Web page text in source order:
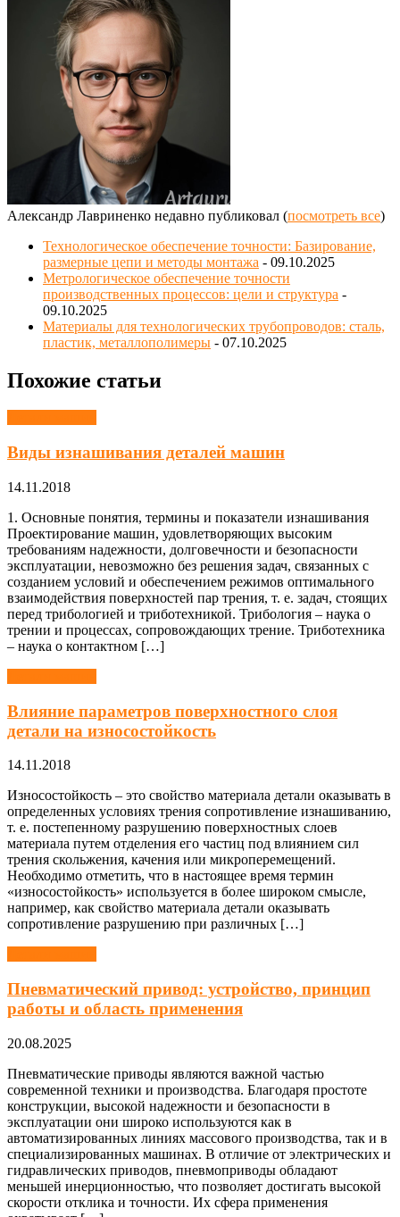
Александр Лавриненко недавно публиковал (посмотреть все)
Технологическое обеспечение точности: Базирование,
размерные цепи и методы монтажа - 09.10.2025
Метрологическое обеспечение точности
производственных процессов: цели и структура -
09.10.2025
Материалы для технологических трубопроводов: сталь,
пластик, металлополимеры - 07.10.2025
Похожие статьи
Виды изнашивания деталей машин
14.11.2018
1. Основные понятия, термины и показатели изнашивания
Проектирование машин, удовлетворяющих высоким
требованиям надежности, долговечности и безопасности
эксплуатации, невозможно без решения задач, связанных с
созданием условий и обеспечением режимов оптимального
взаимодействия поверхностей пар трения, т. е. задач, стоящих
перед трибологией и триботехникой. Трибология – наука о
трении и процессах, сопровождающих трение. Триботехника
– наука о контактном […]
Влияние параметров поверхностного слоя
детали на износостойкость
14.11.2018
Износостойкость – это свойство материала детали оказывать в
определенных условиях трения сопротивление изнашиванию,
т. е. постепенному разрушению поверхностных слоев
материала путем отделения его частиц под влиянием сил
трения скольжения, качения или микроперемещений.
Необходимо отметить, что в настоящее время термин
«износостойкость» используется в более широком смысле,
например, как свойство материала детали оказывать
сопротивление разрушению при различных […]
Пневматический привод: устройство, принцип
работы и область применения
20.08.2025
Пневматические приводы являются важной частью
современной техники и производства. Благодаря простоте
конструкции, высокой надежности и безопасности в
эксплуатации они широко используются как в
автоматизированных линиях массового производства, так и в
специализированных машинах. В отличие от электрических и
гидравлических приводов, пневмоприводы обладают
меньшей инерционностью, что позволяет достигать высокой
скорости отклика и точности. Их сфера применения